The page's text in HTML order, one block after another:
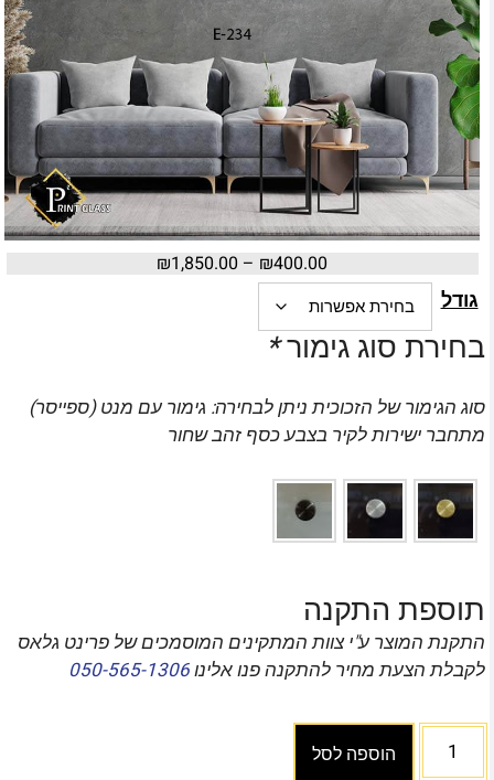
₪400.00
–
₪1,850.00
גודל
בחירת סוג גימור*
סוג הגימור של הזכוכית ניתן לבחירה: גימור עם מנט (ספייסר)
מתחבר ישירות לקיר בצבע כסף זהב שחור
תוספת התקנה
התקנת המוצר ע"י צוות המתקינים המוסמכים של פרינט גלאס
לקבלת הצעת מחיר להתקנה פנו אלינו050-565-1306
הוספה לסל